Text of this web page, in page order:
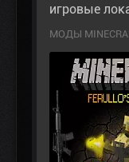
игровые
МОДЫ